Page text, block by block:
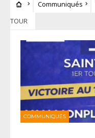
Communiqués
TOUR
COMMUNIQUÉS